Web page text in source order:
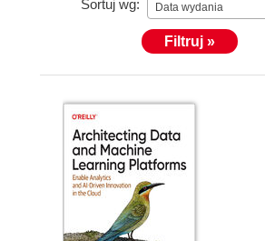
Sortuj wg: Data wydania
Filtruj »